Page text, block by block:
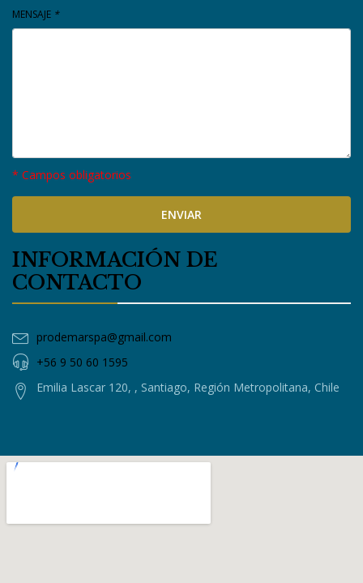
MENSAJE *
* Campos obligatorios
INFORMACIÓN DE
CONTACTO
prodemarspa@gmail.com
+56 9 50 60 1595
Emilia Lascar 120, , Santiago, Región Metropolitana, Chile